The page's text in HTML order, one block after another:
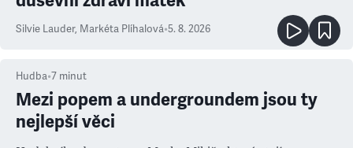
Silvie Lauder, Markéta Plíhalová•5. 8. 2026
Hudba•7 minut
Mezi popem a undergroundem jsou ty
nejlepší věci